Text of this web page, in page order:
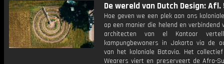
De wereld van Dutch Design: Afl.
Hoe geven we een plek aan ons
op een manier die helend en verbindend
architecten van el Kantoor
kampungbewoners in Jakarta via de
van het koloniale Batavia. Het
Wearers viert en preserveert de Afro-